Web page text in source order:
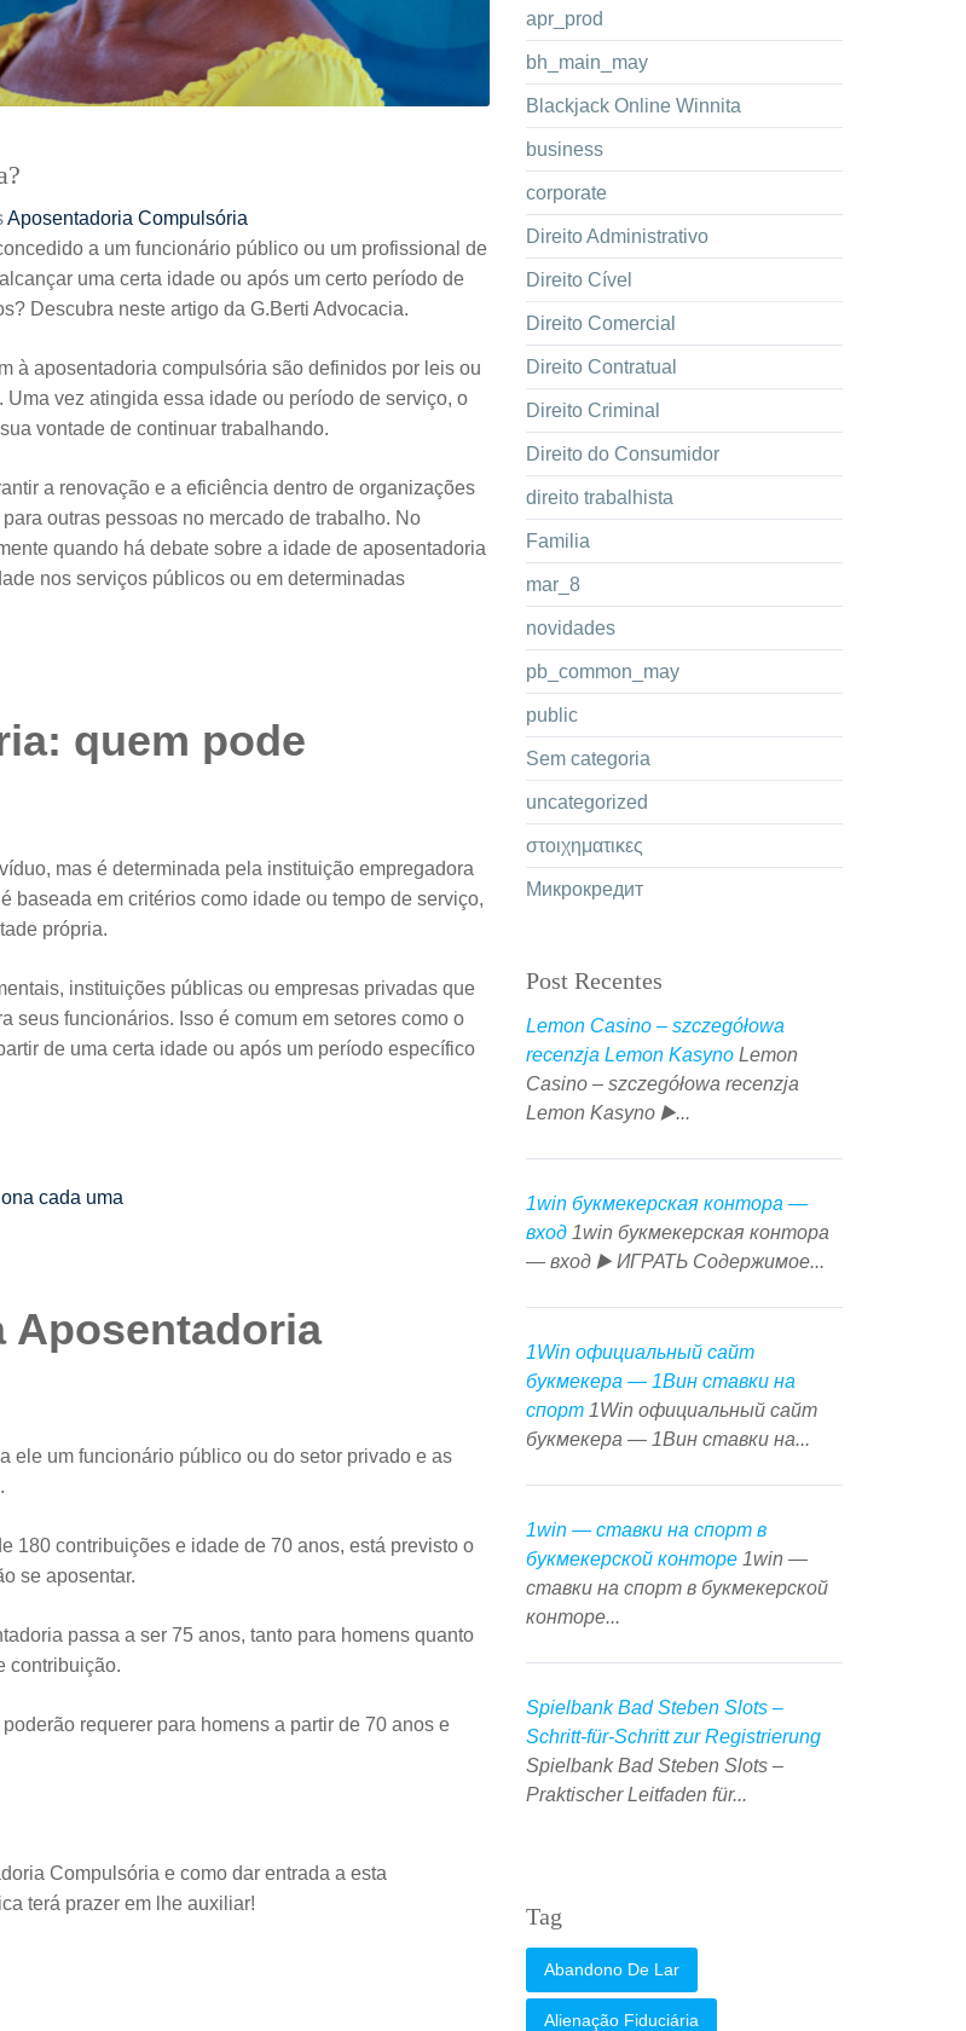
Aposentadoria Compulsória
a um funcionário público ou um profissional de
uma certa idade ou após um certo período de
Descubra neste artigo da G.Berti Advocacia.
à aposentadoria compulsória são definidos por leis ou
vez atingida essa idade ou período de serviço, o
vontade de continuar trabalhando.
a renovação e a eficiência dentro de organizações
outras pessoas no mercado de trabalho. No
quando há debate sobre a idade de aposentadoria
nos serviços públicos ou em determinadas
quem pode
mas é determinada pela instituição empregadora
baseada em critérios como idade ou tempo de serviço,
própria.
instituições públicas ou empresas privadas que
seus funcionários. Isso é comum em setores como o
de uma certa idade ou após um período específico
cada uma
Aposentadoria
ele um funcionário público ou do setor privado e as
180 contribuições e idade de 70 anos, está previsto o
se aposentar.
passa a ser 75 anos, tanto para homens quanto
contribuição.
requerer para homens a partir de 70 anos e
Compulsória e como dar entrada a esta
terá prazer em lhe auxiliar!
apr_prod
bh_main_may
Blackjack Online Winnita
business
corporate
Direito Administrativo
Direito Cível
Direito Comercial
Direito Contratual
Direito Criminal
Direito do Consumidor
direito trabalhista
Familia
mar_8
novidades
pb_common_may
public
Sem categoria
uncategorized
στοιχηματικες
Микрокредит
Post Recentes
Lemon Casino – szczegółowa
recenzja Lemon Kasyno Lemon
Casino – szczegółowa recenzja
Lemon Kasyno ▶️...
1win букмекерская контора —
вход 1win букмекерская контора
— вход ▶️ ИГРАТЬ Содержимое...
1Win официальный сайт
букмекера — 1Вин ставки на
спорт 1Win официальный сайт
букмекера — 1Вин ставки на...
1win — ставки на спорт в
букмекерской конторе 1win —
ставки на спорт в букмекерской
конторе...
Spielbank Bad Steben Slots –
Schritt‑für‑Schritt zur Registrierung
Spielbank Bad Steben Slots –
Praktischer Leitfaden für...
Tag
Abandono De Lar
Alienação Fiduciária